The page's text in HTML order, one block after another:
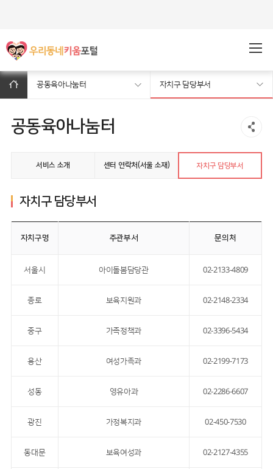
공동육아나눔터 자치구 담당부서
공동육아나눔터
서비스 소개 센터 연락처(서울 소재) 자치구 담당부서
자치구 담당부서
자치구명 주관부서 문의처
서울시 아이돌봄담당관 02-2133-4809
종로 보육지원과 02-2148-2334
중구 가족정책과 02-3396-5434
용산 여성가족과 02-2199-7173
성동 영유아과 02-2286-6607
광진 가정복지과 02-450-7530
동대문 보육여성과 02-2127-4355